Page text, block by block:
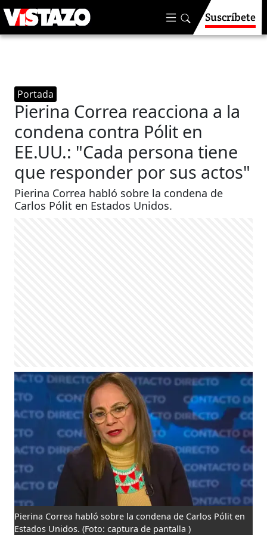
Suscríbete
Portada
Pierina Correa reacciona a la
condena contra Pólit en
EE.UU.: "Cada persona tiene
que responder por sus actos"
Pierina Correa habló sobre la condena de
Carlos Pólit en Estados Unidos.
Pierina Correa habló sobre la condena de Carlos Pólit en
Estados Unidos.(Foto: captura de pantalla )